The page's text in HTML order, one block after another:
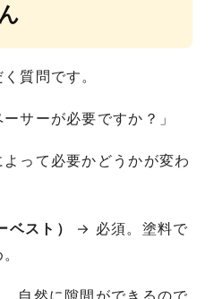
質問です。
サーが必要ですか？」
って必要かどうかが変わ
ベスト）
→ 必須。塗料で